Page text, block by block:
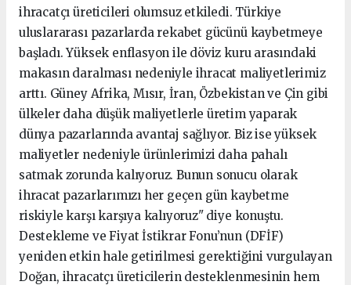
ihracatçı üreticileri olumsuz etkiledi. Türkiye
uluslararası pazarlarda rekabet gücünü kaybetmeye
başladı. Yüksek enflasyon ile döviz kuru arasındaki
makasın daralması nedeniyle ihracat maliyetlerimiz
arttı. Güney Afrika, Mısır, İran, Özbekistan ve Çin gibi
ülkeler daha düşük maliyetlerle üretim yaparak
dünya pazarlarında avantaj sağlıyor. Biz ise yüksek
maliyetler nedeniyle ürünlerimizi daha pahalı
satmak zorunda kalıyoruz. Bunun sonucu olarak
ihracat pazarlarımızı her geçen gün kaybetme
riskiyle karşı karşıya kalıyoruz" diye konuştu.
Destekleme ve Fiyat İstikrar Fonu’nun (DFİF)
yeniden etkin hale getirilmesi gerektiğini vurgulayan
Doğan, ihracatçı üreticilerin desteklenmesinin hem